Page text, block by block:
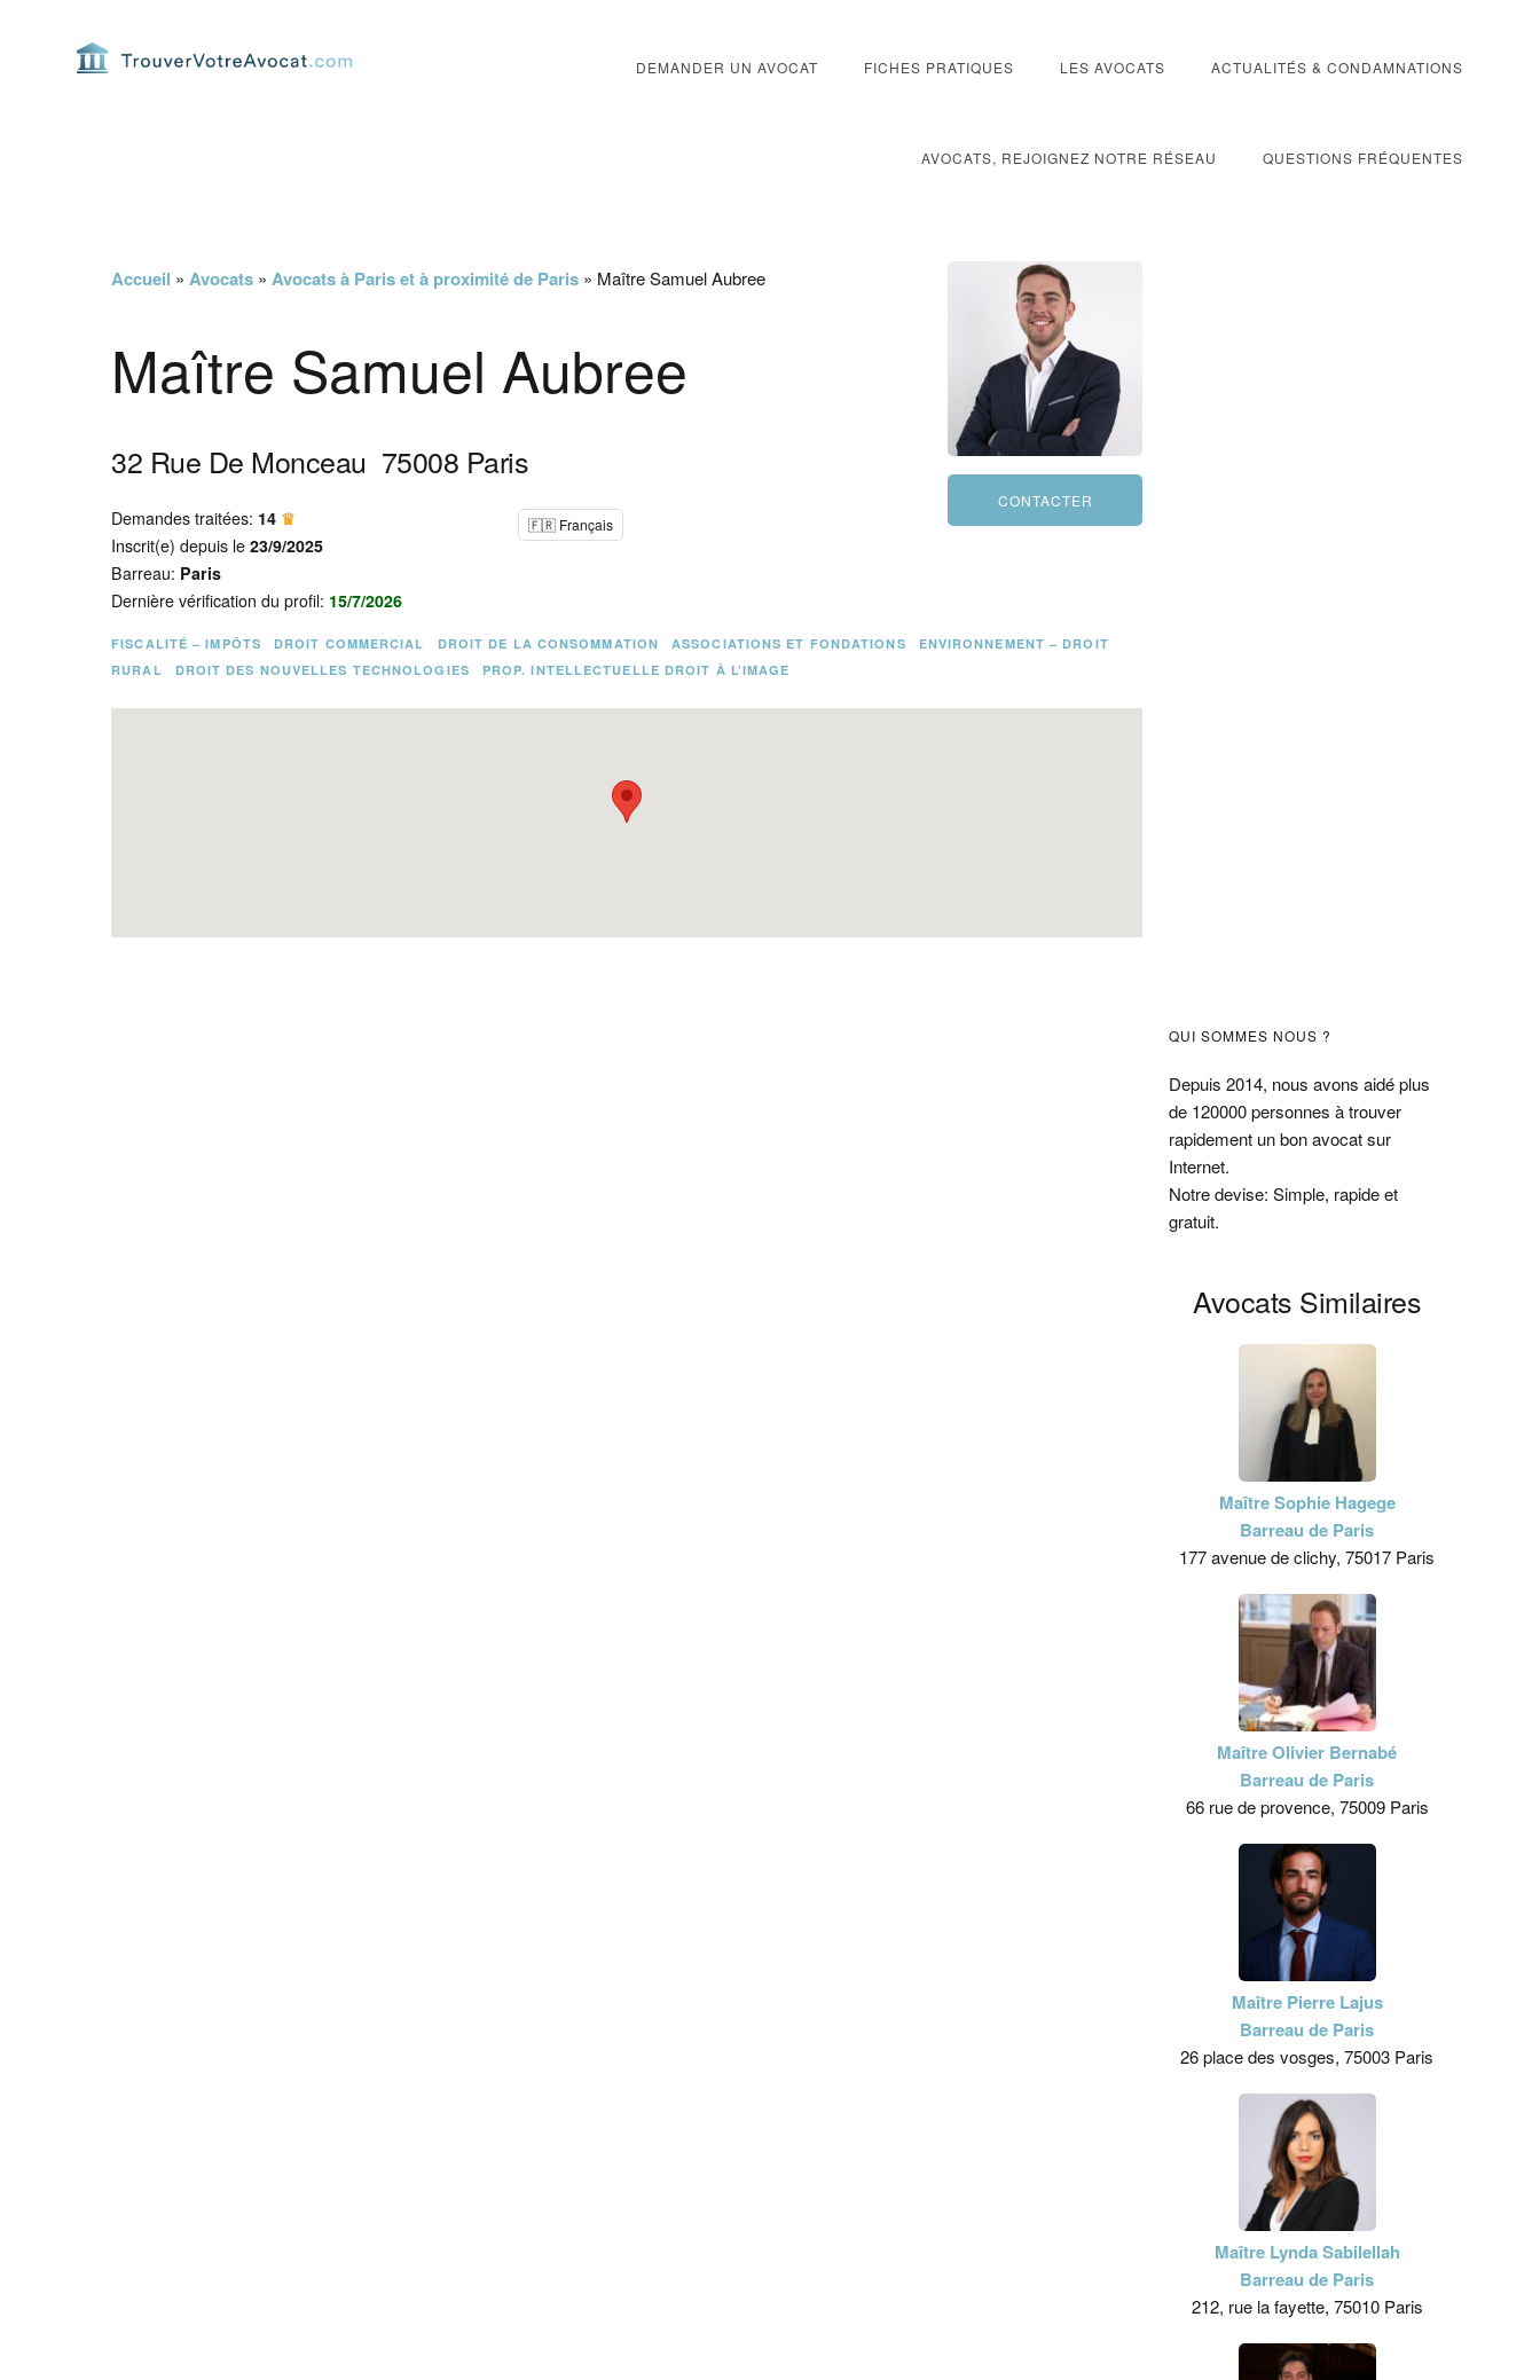
DEMANDER UN AVOCAT FICHES PRATIQUES LES AVOCATS ACTUALITÉS & CONDAMNATIONS
AVOCATS, REJOIGNEZ NOTRE RÉSEAU QUESTIONS FRÉQUENTES
Accueil » Avocats » Avocats à Paris et à proximité de Paris » Maître Samuel Aubree
Maître Samuel Aubree
32 Rue De Monceau 75008 Paris
Demandes traitées: 14 ♛
Inscrit(e) depuis le23/9/2025
Barreau: Paris
Dernière vérification du profil: 15/7/2026
🇫🇷 Français
FISCALITÉ – IMPÔTS DROIT COMMERCIAL DROIT DE LA CONSOMMATION ASSOCIATIONS ET FONDATIONS
ENVIRONNEMENT – DROIT
RURAL
DROIT DES NOUVELLES TECHNOLOGIES PROP. INTELLECTUELLE DROIT À L’IMAGE
Barre
latérale
principale
QUI SOMMES NOUS ?
Depuis 2014, nous avons aidé plus
de 120000 personnes à trouver
rapidement un bon avocat sur
Internet.
Notre devise: Simple, rapide et
gratuit.
Avocats Similaires
Maître Sophie Hagege
Barreau de Paris
177 avenue de clichy, 75017 Paris
Maître Olivier Bernabé
Barreau de Paris
66 rue de provence, 75009 Paris
Maître Pierre Lajus
Barreau de Paris
26 place des vosges, 75003 Paris
Maître Lynda Sabilellah
Barreau de Paris
212, rue la fayette, 75010 Paris